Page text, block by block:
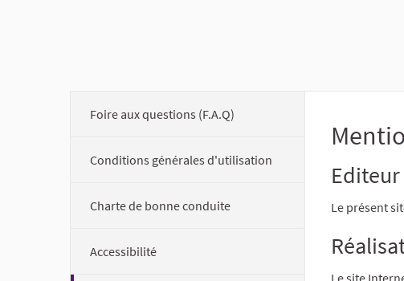
Foire aux questions (F.A.Q)
Conditions générales d'utilisation
Charte de bonne conduite
Accessibilité
Le présent
Le site